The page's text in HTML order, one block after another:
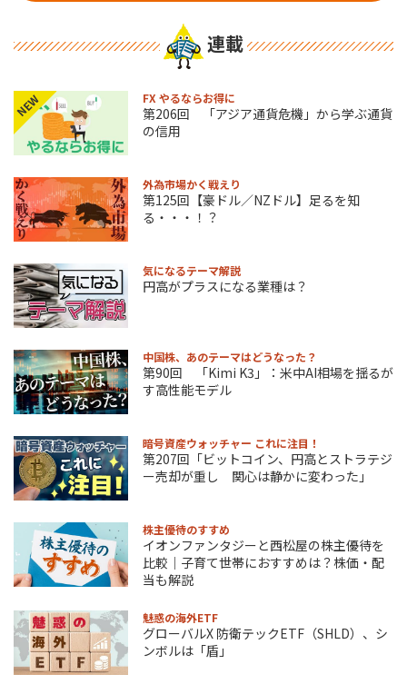
連載
NEW FX やるならお得に
第206回 「アジア通貨危機」から学ぶ通貨
の信用
外為市場かく戦えり
第125回【豪ドル／NZドル】足るを知
る・・・！？
気になるテーマ解説
円高がプラスになる業種は？
中国株、あのテーマはどうなった？
第90回 「Kimi K3」：米中AI相場を揺るが
す高性能モデル
暗号資産ウォッチャー これに注目！
第207回「ビットコイン、円高とストラテジ
ー売却が重し 関心は静かに変わった」
株主優待のすすめ
イオンファンタジーと西松屋の株主優待を
比較｜子育て世帯におすすめは？株価・配
当も解説
魅惑の海外ETF
グローバルX 防衛テックETF（SHLD）、シ
ンボルは「盾」